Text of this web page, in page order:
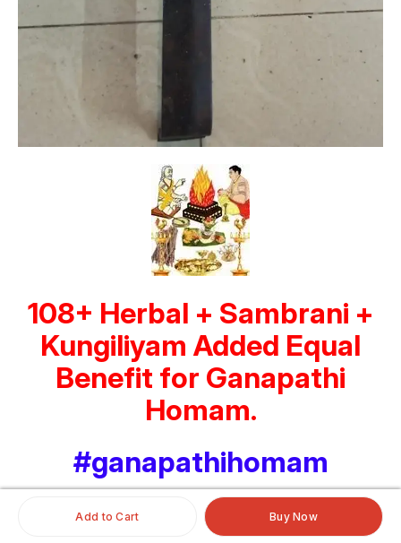
Add to Cart Buy Now
108+ Herbal + Sambrani +
Kungiliyam Added Equal
Benefit for Ganapathi
Homam.
#ganapathihomam